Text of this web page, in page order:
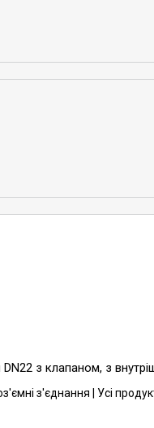
з клапаном, з
з'єднання | Усі